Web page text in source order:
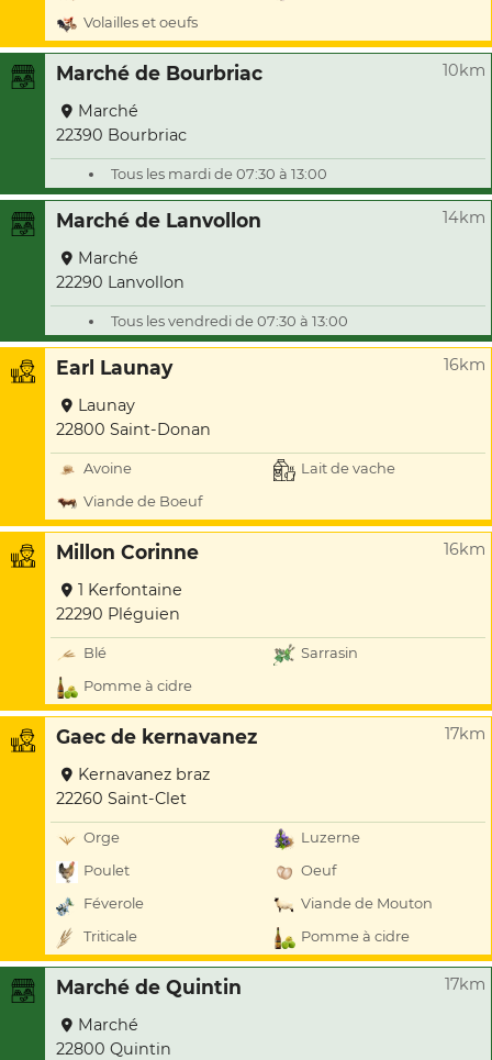
Volailles et oeufs
Marché de Bourbriac 10km
Marché
22390 Bourbriac
Tous les mardi de 07:30 à 13:00
Marché de Lanvollon 14km
Marché
22290 Lanvollon
Tous les vendredi de 07:30 à 13:00
Earl Launay 16km
Launay
22800 Saint-Donan
Avoine
Lait de vache
Viande de Boeuf
Millon Corinne 16km
1 Kerfontaine
22290 Pléguien
Blé
Sarrasin
Pomme à cidre
Gaec de kernavanez 17km
Kernavanez braz
22260 Saint-Clet
Orge
Luzerne
Poulet
Oeuf
Féverole
Viande de Mouton
Triticale
Pomme à cidre
Marché de Quintin 17km
Marché
22800 Quintin